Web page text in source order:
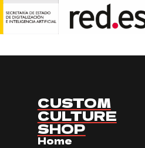
CUSTOM
CULTURE
SHOP
Home